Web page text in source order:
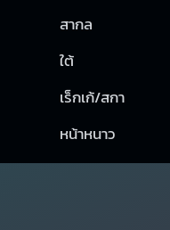
สากล
ใต้
เร็กเก้/สกา
หน้าหนาว